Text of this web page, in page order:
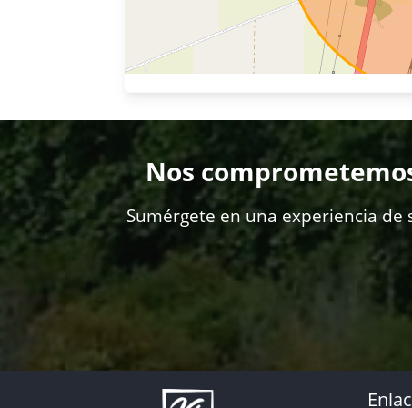
Nos
Sumérgete en una experiencia